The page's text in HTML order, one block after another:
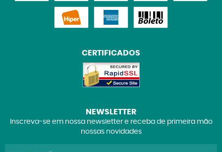
CERTIFICADOS
NEWSLETTER
Inscreva-se em nossa newsletter e receba de primeira mão
nossas novidades